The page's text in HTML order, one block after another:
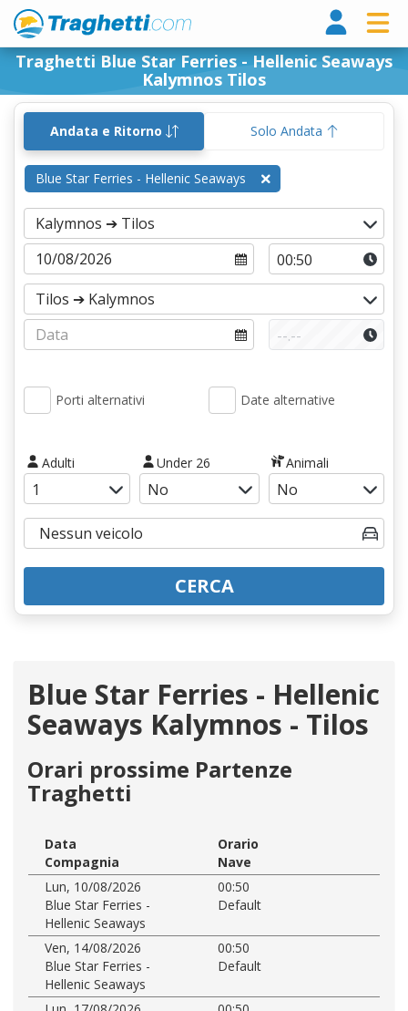
Traghetti Blue Star Ferries - Hellenic Seaways
Kalymnos Tilos
Andata e Ritorno Solo Andata
Blue Star Ferries - Hellenic Seaways
Porti alternativi Date alternative
Adulti Under 26 Animali
CERCA
Blue Star Ferries - Hellenic
Seaways Kalymnos - Tilos
Orari prossime Partenze
Traghetti
Data
Orario
Compagnia
Nave
Lun, 10/08/2026
00:50
Blue Star Ferries -
Hellenic Seaways
Default
Ven, 14/08/2026
00:50
Blue Star Ferries -
Hellenic Seaways
Default